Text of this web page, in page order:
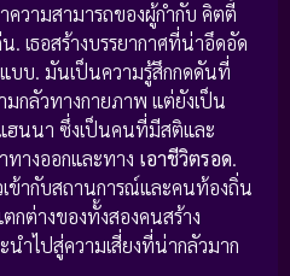
ความสามารถของผู้กำกับ คิตตี้
. เธอสร้างบรรยากาศที่น่าอึดอัด
บบ. มันเป็นความรู้สึกกดดันที่
กลัวทางกายภาพ แต่ยังเป็น
ฮนนา ซึ่งเป็นคนที่มีสติและ
ทางออกและทาง เอาชีวิตรอด.
ากับสถานการณ์และคนท้องถิ่น
กต่างของทั้งสองคนสร้าง
ำไปสู่ความเสี่ยงที่น่ากลัวมาก